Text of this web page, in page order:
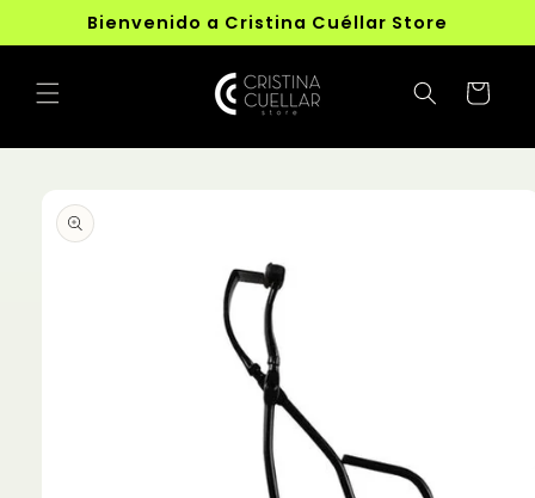
directamente
al contenido
Bienvenido a Cristina Cuéllar Store
Carrito
información
del producto